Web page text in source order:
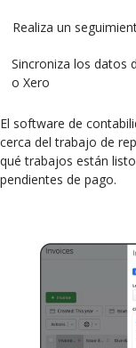
Realiza un
Sincroniza los datos
o Xero
El software de
cerca del trabajo de
qué trabajos están
pendientes de pago.